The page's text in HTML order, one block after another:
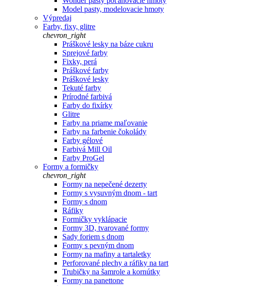
Model pasty, modelovacie hmoty
Výpredaj
Farby, fixy, glitre
chevron_right
Práškové lesky na báze cukru
Sprejové farby
Fixky, perá
Práškové farby
Práškové lesky
Tekuté farby
Prírodné farbivá
Farby do fixírky
Glitre
Farby na priame maľovanie
Farby na farbenie čokolády
Farby gélové
Farbivá Mill Oil
Farby ProGel
Formy a formičky
chevron_right
Formy na nepečené dezerty
Formy s vysuvným dnom - tart
Formy s dnom
Ráfiky
Formičky vyklápacie
Formy 3D, tvarované formy
Sady foriem s dnom
Formy s pevným dnom
Formy na mafiny a tartaletky
Perforované plechy a ráfiky na tart
Trubičky na šamrole a kornútky
Formy na panettone